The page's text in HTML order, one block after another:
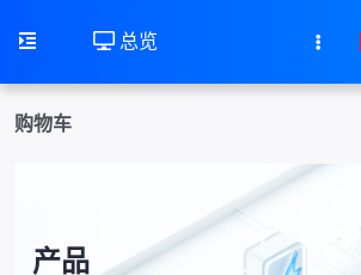
总览
购物车
产品